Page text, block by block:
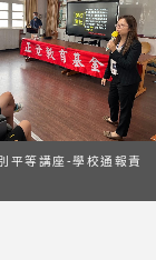
平等講座-學校通報責